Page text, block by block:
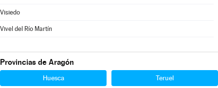
Visiedo
Vivel del Río Martín
Provincias de Aragón
Huesca Teruel